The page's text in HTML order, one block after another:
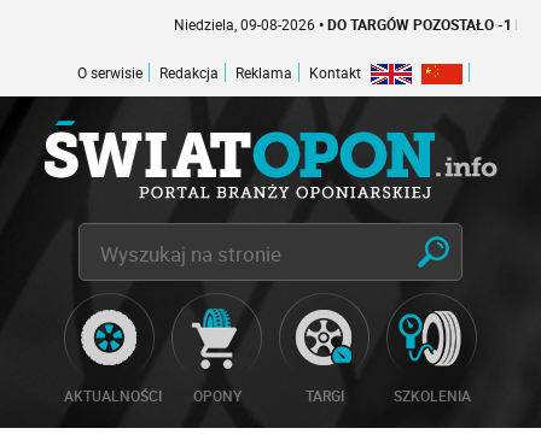
Niedziela, 09-08-2026• DO TARGÓW POZOSTAŁO -1 DNI
O serwisie Redakcja Reklama Kontakt
AKTUALNOŚCI OPONY TARGI SZKOLENIA